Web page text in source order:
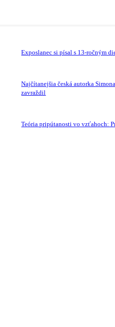
Exposlanec si písal s 13-ročným
Najčítanejšia česká autorka
zavraždil
Teória pripútanosti vo vzťahoch: